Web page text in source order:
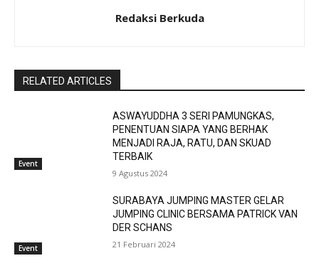
Redaksi Berkuda
RELATED ARTICLES
Event
ASWAYUDDHA 3 SERI PAMUNGKAS,
PENENTUAN SIAPA YANG BERHAK
MENJADI RAJA, RATU, DAN SKUAD
TERBAIK
9 Agustus 2024
Event
SURABAYA JUMPING MASTER GELAR
JUMPING CLINIC BERSAMA PATRICK VAN
DER SCHANS
21 Februari 2024